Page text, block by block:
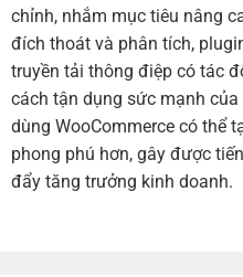
chỉnh, nhắm mục tiêu nâng
đích thoát và phân tích,
truyền tải thông điệp có tác
cách tận dụng sức mạnh
dùng WooCommerce có thể
phong phú hơn, gây được
đẩy tăng trưởng kinh doanh.